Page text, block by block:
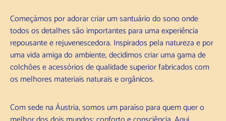
Começámos por adorar criar um santuário do sono onde
todos os detalhes são importantes para uma experiência
repousante e rejuvenescedora. Inspirados pela natureza e por
uma vida amiga do ambiente, decidimos criar uma gama de
colchões e acessórios de qualidade superior fabricados com
os melhores materiais naturais e orgânicos.
Com sede na Áustria, somos um paraíso para quem quer o